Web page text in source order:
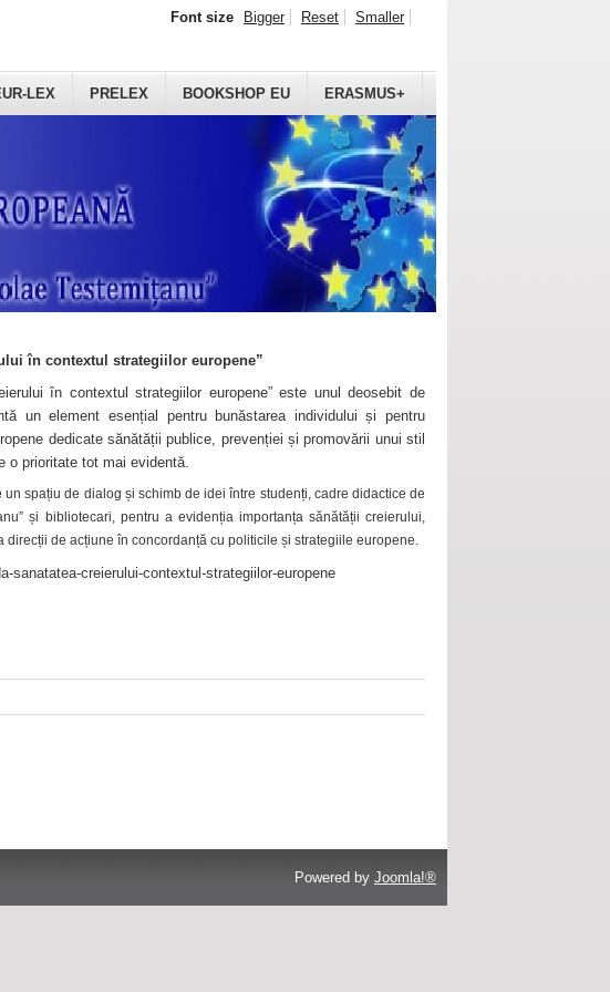
LEX PRELEX BOOKSHOP EU ERASMUS+
Font size Bigger Reset Smaller
în contextul strategiilor europene”
în contextul strategiilor europene” este unul deosebit de
un element esențial pentru bunăstarea individului și pentru
dedicate sănătății publice, prevenției și promovării unui stil
o prioritate tot mai evidentă.
spațiu de dialog și schimb de idei între studenți, cadre didactice de
și bibliotecari, pentru a evidenția importanța sănătății creierului,
de acțiune în concordanță cu politicile și strategiile europene.
sanatatea-creierului-contextul-strategiilor-europene
Powered by Joomla!®